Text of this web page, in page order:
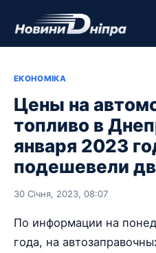
ЕКОНОМІКА
Цены на
топливо в
января 2023
подешевели
30 Січня, 2023, 08:07
По информации на
года, на